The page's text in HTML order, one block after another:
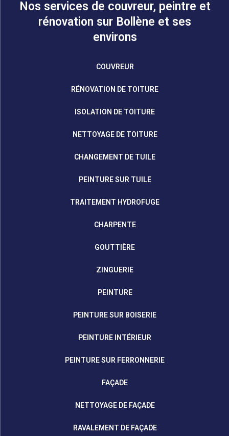
Nos services de couvreur, peintre et
rénovation sur Bollène et ses
environs
COUVREUR
RÉNOVATION DE TOITURE
ISOLATION DE TOITURE
NETTOYAGE DE TOITURE
CHANGEMENT DE TUILE
PEINTURE SUR TUILE
TRAITEMENT HYDROFUGE
CHARPENTE
GOUTTIÈRE
ZINGUERIE
PEINTURE
PEINTURE SUR BOISERIE
PEINTURE INTÉRIEUR
PEINTURE SUR FERRONNERIE
FAÇADE
NETTOYAGE DE FAÇADE
RAVALEMENT DE FAÇADE